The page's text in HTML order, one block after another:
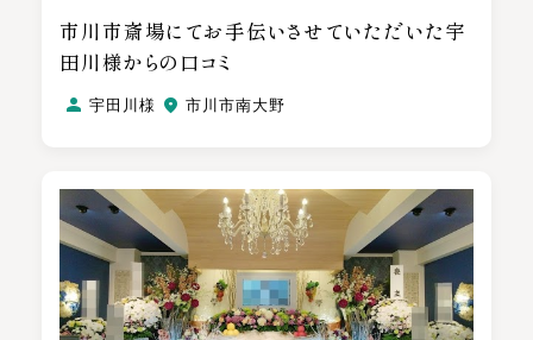
市川市斎場にてお手伝いさせていただいた宇
田川様からの口コミ
宇田川様 市川市南大野